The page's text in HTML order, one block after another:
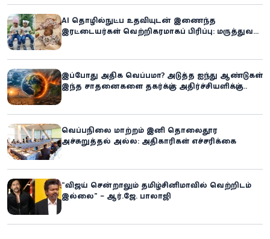
AI தொழில்நுட்ப உதவியுடன் இணைந்த
இரட்டையர்கள் வெற்றிகரமாகப் பிரிப்பு: மருத்துவ
இப்போது அதிக வெப்பமா? அடுத்த ஐந்து ஆண்டுகள்
இந்த சாதனைகளை தகர்க்கும்: அதிர்ச்சியளிக்கும்
வெப்பநிலை மாற்றம் இனி தொலைதூர
அச்சுறுத்தல் அல்ல: அதிகாரிகள் எச்சரிக்கை
“விஜய் சென்றாலும் தமிழ்சினிமாவில் வெற்றிடம்
இல்லை” – ஆர்.ஜே. பாலாஜி